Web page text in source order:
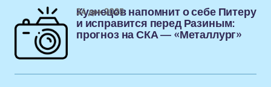
Кузнецов напомнит о себе Питеру
и исправится перед Разиным:
прогноз на СКА — «Металлург»
24 дек 2025